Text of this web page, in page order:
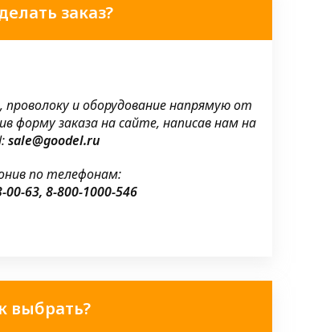
заказ?
и оборудование напрямую от
форму заказа на сайте, написав нам на
sale@goodel.ru
по телефонам:
00-63, 8-800-1000-546
выбрать?